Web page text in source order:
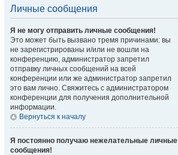
Личные сообщения
Я не могу отправить личные сообщения!
Это может быть вызвано тремя причинами: вы
не зарегистрированы и/или не вошли на
конференцию, администратор запретил
отправку личных сообщений на всей
конференции или же администратор запретил
это вам лично. Свяжитесь с администратором
конференции для получения дополнительной
информации.
Вернуться к началу
Я постоянно получаю нежелательные личные
сообщения!